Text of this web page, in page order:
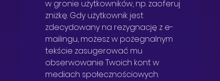
w gronie użytkowników, np. zaoferuj
zniżkę. Gdy użytkownik jest
zdecydowany na rezygnację z e-
mailingu, możesz w pożegnalnym
tekście zasugerować mu
obserwowanie Twoich kont w
mediach społecznościowych.